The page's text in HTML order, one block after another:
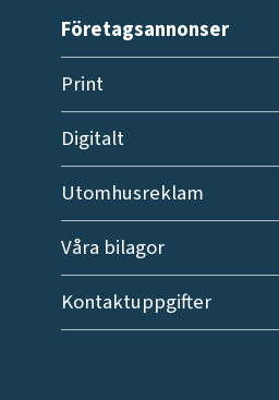
Företagsannonser
Print
Digitalt
Utomhusreklam
Våra bilagor
Kontaktuppgifter